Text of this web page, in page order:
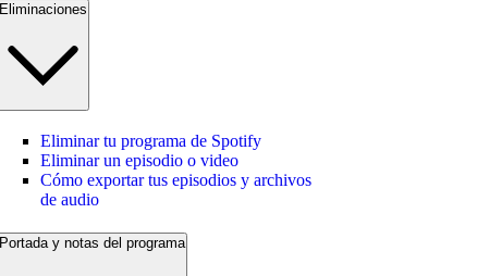
Eliminaciones
Eliminar tu programa de Spotify
Eliminar un episodio o video
Cómo exportar tus episodios y archivos
de audio
Portada y notas del programa